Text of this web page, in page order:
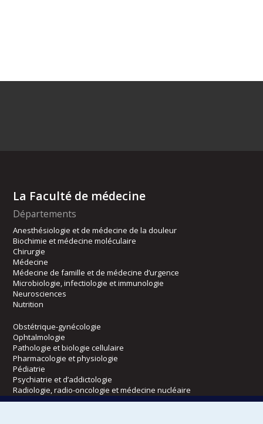
La Faculté de médecine
Départements
Anesthésiologie et de médecine de la douleur
Biochimie et médecine moléculaire
Chirurgie
Médecine
Médecine de famille et de médecine d’urgence
Microbiologie, infectiologie et immunologie
Neurosciences
Nutrition
Obstétrique-gynécologie
Ophtalmologie
Pathologie et biologie cellulaire
Pharmacologie et physiologie
Pédiatrie
Psychiatrie et d’addictologie
Radiologie, radio-oncologie et médecine nucléaire